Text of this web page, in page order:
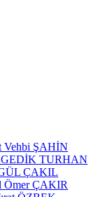
Vehbi ŞAHİN
TURHAN
ÇAKIL
Ömer ÇAKIR